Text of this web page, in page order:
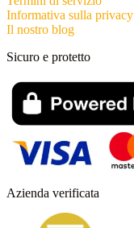
Informativa sulla privacy
Il nostro blog
Azienda verificata
Sicuro e protetto